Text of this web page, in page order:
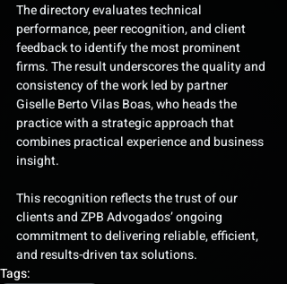
The directory evaluates technical
performance, peer recognition, and client
feedback to identify the most prominent
firms. The result underscores the quality and
consistency of the work led by partner
Giselle Berto Vilas Boas, who heads the
practice with a strategic approach that
combines practical experience and business
insight.
This recognition reflects the trust of our
clients and ZPB Advogados’ ongoing
commitment to delivering reliable, efficient,
and results-driven tax solutions.
Tags: